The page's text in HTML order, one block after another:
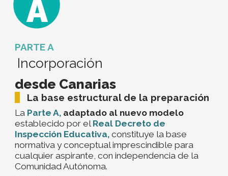
PARTE A
Incorporación
desde Canarias
La base estructural de la preparación
La Parte A, adaptado al nuevo modelo
establecido por el Real Decreto de
Inspección Educativa, constituye la base
normativa y conceptual imprescindible para
cualquier aspirante, con independencia de la
Comunidad Autónoma.